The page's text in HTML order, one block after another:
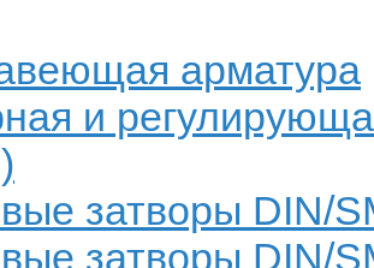
арматура
и
затворы DIN/
затворы DIN/